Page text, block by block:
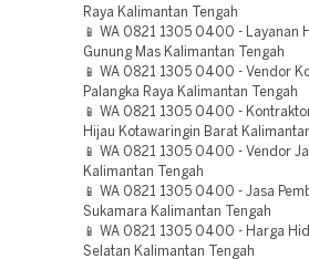
Raya Kalimantan Tengah
📱 WA 0821 1305 0400 - Layanan
Gunung Mas Kalimantan Tengah
📱 WA 0821 1305 0400 - Vendor
Palangka Raya Kalimantan Tengah
📱 WA 0821 1305 0400 -
Hijau Kotawaringin Barat
📱 WA 0821 1305 0400 - Vendor
Kalimantan Tengah
📱 WA 0821 1305 0400 - Jasa
Sukamara Kalimantan Tengah
📱 WA 0821 1305 0400 - Harga
Selatan Kalimantan Tengah